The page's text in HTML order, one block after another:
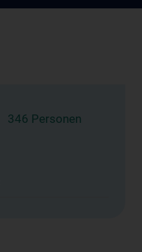
346 Personen